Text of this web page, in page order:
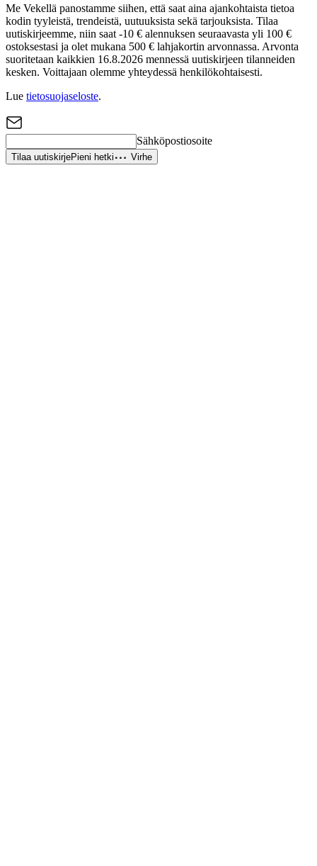
Me Vekellä panostamme siihen, että saat aina ajankohtaista tietoa
kodin tyyleistä, trendeistä, uutuuksista sekä tarjouksista. Tilaa
uutiskirjeemme, niin saat -10 € alennuksen seuraavasta yli 100 €
ostoksestasi ja olet mukana 500 € lahjakortin arvonnassa. Arvonta
suoritetaan kaikkien 16.8.2026 mennessä uutiskirjeen tilanneiden
kesken. Voittajaan olemme yhteydessä henkilökohtaisesti.
Lue tietosuojaseloste.
Sähköpostiosoite
Tilaa uutiskirjePieni hetki Virhe